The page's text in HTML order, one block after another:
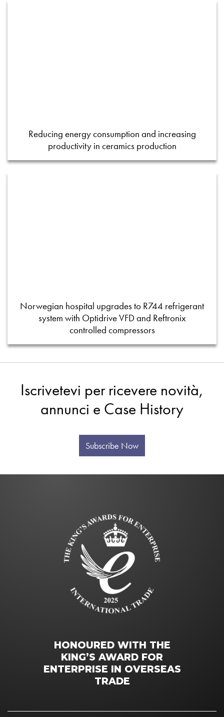
Reducing energy consumption and increasing
productivity in ceramics production
Norwegian hospital upgrades to R744 refrigerant
system with Optidrive VFD and Reftronix
controlled compressors
Iscrivetevi per ricevere novità,
annunci e Case History
Subscribe Now
HONOURED WITH THE
KING’S AWARD FOR
ENTERPRISE IN OVERSEAS
TRADE